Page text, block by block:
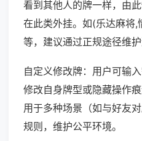
看到其他人的牌一样，由
在此类外挂。如(乐达麻将
等，建议通过正规途径维护
自定义修改牌：用户可输
修改自身牌型或隐藏操作
用于多种场景（如与好友
规则，维护公平环境。